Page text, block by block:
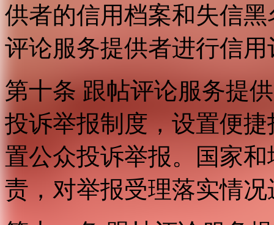
供者的信用档案和失信
评论服务提供者进行信用
第十条 跟帖评论服务提
投诉举报制度，设置便
置公众投诉举报。国家
责，对举报受理落实情